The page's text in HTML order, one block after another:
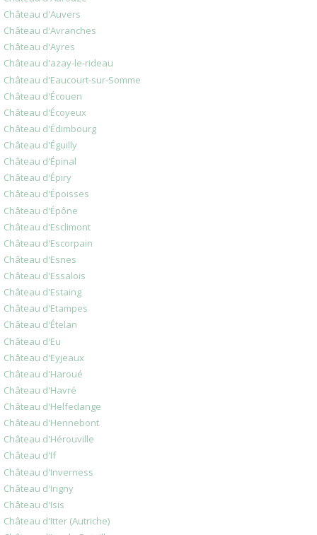
Château d'Auvers
Château d'Avranches
Château d'Ayres
Château d'azay-le-rideau
Château d'Eaucourt-sur-Somme
Château d'Écouen
Château d'Écoyeux
Château d'Édimbourg
Château d'Éguilly
Château d'Épinal
Château d'Épiry
Château d'Époisses
Château d'Épône
Château d'Esclimont
Château d'Escorpain
Château d'Esnes
Château d'Essalois
Château d'Estaing
Château d'Etampes
Château d'Ételan
Château d'Eu
Château d'Eyjeaux
Château d'Haroué
Château d'Havré
Château d'Helfedange
Château d'Hennebont
Château d'Hérouville
Château d'If
Château d'Inverness
Château d'Irigny
Château d'Isis
Château d'Itter (Autriche)